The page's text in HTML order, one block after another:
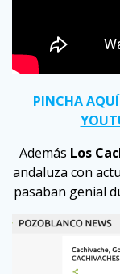
PINCHA AQUÍ
Además Los
andaluza con
pasaban genial